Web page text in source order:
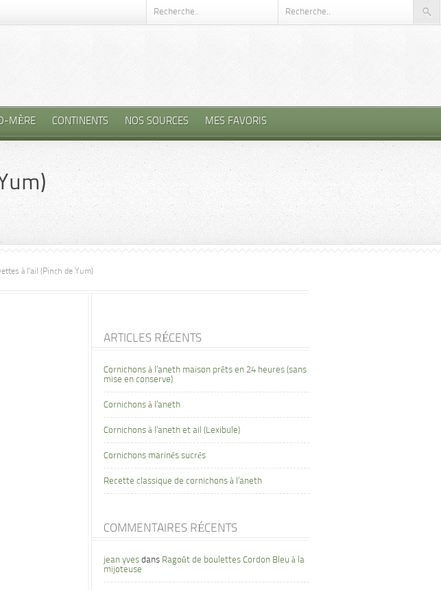
MÈRE CONTINENTS NOS SOURCES MES FAVORIS
à l’ail (Pinch de Yum)
ARTICLES RÉCENTS
Cornichons à l’aneth maison prêts en 24 heures (sans
mise en conserve)
Cornichons à l’aneth
Cornichons à l’aneth et ail (Lexibule)
Cornichons marinés sucrés
Recette classique de cornichons à l’aneth
COMMENTAIRES RÉCENTS
jean yves dans Ragoût de boulettes Cordon Bleu à la
mijoteuse